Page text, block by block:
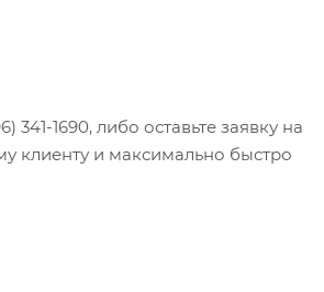
1690, либо оставьте заявку на
клиенту и максимально быстро